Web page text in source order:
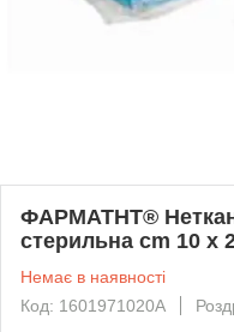
ФАРМАТНТ®
стерильна cm 10 x
Немає в наявності
Код: 1601971020A